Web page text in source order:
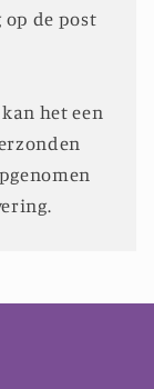
op de post
het een